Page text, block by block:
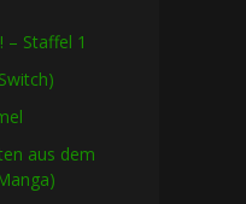
– Staffel 1
aus dem